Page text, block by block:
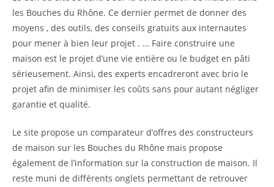
les Bouches du Rhône. Ce dernier permet de donner des
moyens , des outils, des conseils gratuits aux internautes
pour mener à bien leur projet . … Faire construire une
maison est le projet d’une vie entière ou le budget en pâti
sérieusement. Ainsi, des experts encadreront avec brio le
projet afin de minimiser les coûts sans pour autant négliger
garantie et qualité.
Le site propose un comparateur d’offres des constructeurs
de maison sur les Bouches du Rhône mais propose
également de l’information sur la construction de maison. Il
reste muni de différents onglets permettant de retrouver